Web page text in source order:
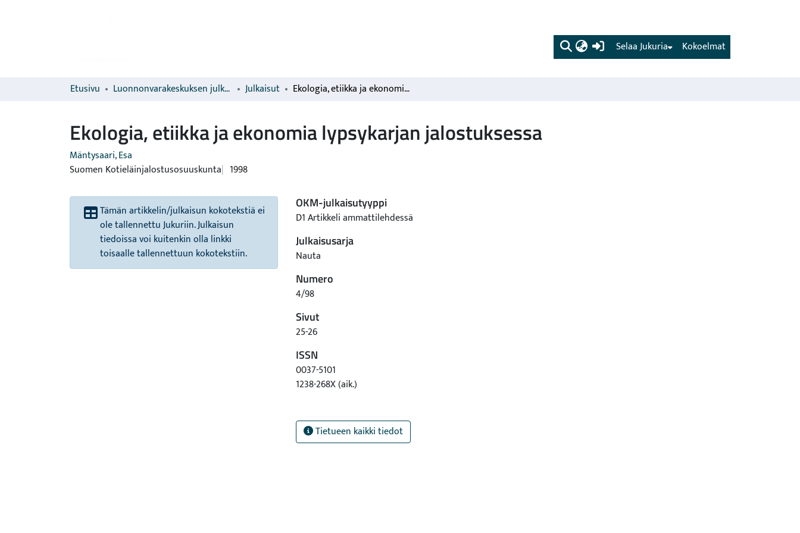
(current) Kokoelmat
Selaa Jukuria
Etusivu Luonnonvarakeskuksen julkaisut Julkaisut Ekologia, etiikka ja ekonomia lypsykarjan jalostuksessa
Ekologia, etiikka ja ekonomia lypsykarjan jalostuksessa
Mäntysaari, Esa
Suomen Kotieläinjalostusosuuskunta 1998
Tämän artikkelin/julkaisun kokotekstiä ei
ole tallennettu Jukuriin. Julkaisun
tiedoissa voi kuitenkin olla linkki
toisaalle tallennettuun kokotekstiin.
OKM-julkaisutyyppi
D1 Artikkeli ammattilehdessä
Julkaisusarja
Nauta
Numero
4/98
Sivut
25-26
ISSN
0037-5101
1238-268X (aik.)
Tietueen kaikki tiedot